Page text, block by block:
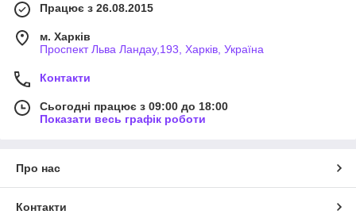
Працює з 26.08.2015
м. Харків
Проспект Льва Ландау,193, Харків, Україна
Контакти
Сьогодні працює з 09:00 до 18:00
Показати весь графік роботи
Про нас
Контакти